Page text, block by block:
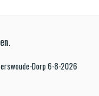
Dorp 6-8-2026